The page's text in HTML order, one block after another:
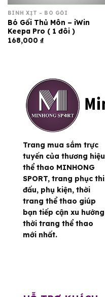
BÌNH XỊT - BÓ GỐI
Bó Gối Thủ Môn – iWin
Keepa Pro ( 1 đôi )
168,000 ₫
Trang mua sắm trực
tuyến của thương hiệu
thể thao MINHONG
SPORT, trang phục thi
đấu, phụ kiện, thời
trang thể thao giúp
bạn tiếp cận xu hướng
thời trang thể thao
mới nhất.